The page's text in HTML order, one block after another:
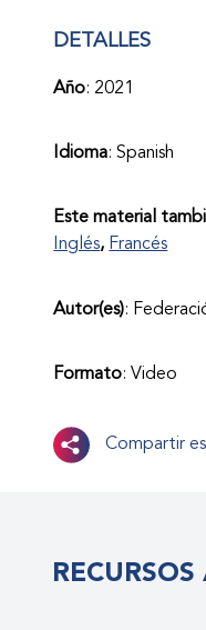
DETALLES
Año: 2021
Idioma: Spanish
Este material
Inglés Francés
Autor(es):
Formato: Video
Compartir